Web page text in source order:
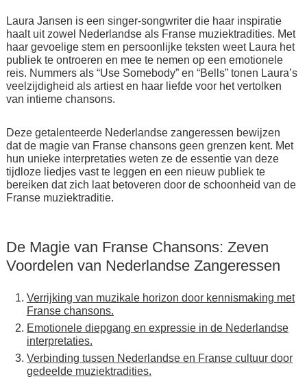
Laura Jansen is een singer-songwriter die haar inspiratie
haalt uit zowel Nederlandse als Franse muziektradities. Met
haar gevoelige stem en persoonlijke teksten weet Laura het
publiek te ontroeren en mee te nemen op een emotionele
reis. Nummers als “Use Somebody” en “Bells” tonen Laura’s
veelzijdigheid als artiest en haar liefde voor het vertolken
van intieme chansons.
Deze getalenteerde Nederlandse zangeressen bewijzen
dat de magie van Franse chansons geen grenzen kent. Met
hun unieke interpretaties weten ze de essentie van deze
tijdloze liedjes vast te leggen en een nieuw publiek te
bereiken dat zich laat betoveren door de schoonheid van de
Franse muziektraditie.
De Magie van Franse Chansons: Zeven
Voordelen van Nederlandse Zangeressen
Verrijking van muzikale horizon door kennismaking met
Franse chansons.
Emotionele diepgang en expressie in de Nederlandse
interpretaties.
Verbinding tussen Nederlandse en Franse cultuur door
gedeelde muziektradities.